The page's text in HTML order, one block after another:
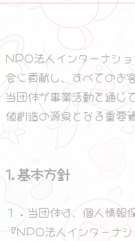
NPO法人インターナシ
会に貢献し、すべてのお
当団体が事業活動を通じ
値創造の源泉となる重要
1.基本方針
１．当団体は、個人情報
『NPO法人インターナ